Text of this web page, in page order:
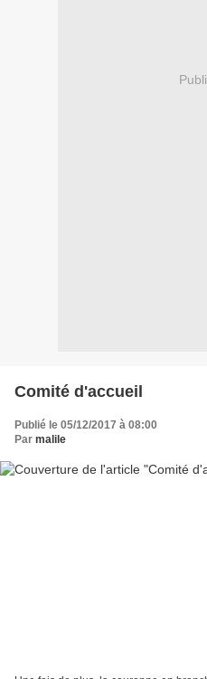
Comité d'accueil
Publié le 05/12/2017 à 08:00
Par malile